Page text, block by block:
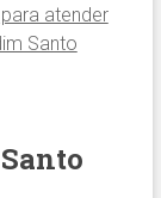
atender
Santo